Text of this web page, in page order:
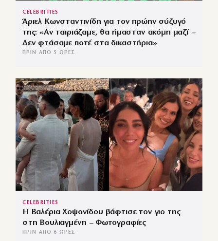
CELEBRITIES
Άριελ Κωνσταντινίδη για τον πρώην σύζυγό
της: «Αν ταιριάζαμε, θα ήμασταν ακόμη μαζί –
Δεν φτάσαμε ποτέ στα δικαστήρια»
ΠΡΙΝ ΑΠΌ 5 ΏΡΕΣ
CELEBRITIES
Η Βαλέρια Χοψονίδου βάφτισε τον γιο της
στη Βουλιαγμένη – Φωτογραφίες
ΠΡΙΝ ΑΠΌ 6 ΏΡΕΣ